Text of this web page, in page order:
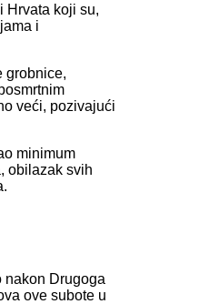
Hrvata koji su,
i
grobnice,
veći, pozivajući
minimum
obilazak svih
nakon Drugoga
ove subote u